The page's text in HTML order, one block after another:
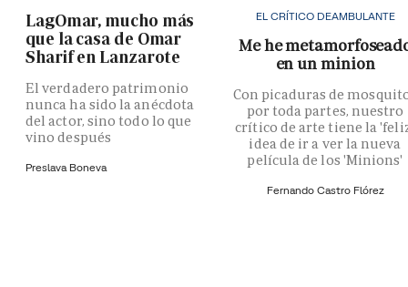
LagOmar, mucho más
que la casa de Omar
Sharif en Lanzarote
El verdadero patrimonio
nunca ha sido la anécdota
del actor, sino todo lo que
vino después
Preslava Boneva
EL CRÍTICO DEAMBULANTE
Me he
en un minion
Con picaduras de
por toda partes, nuestro
crítico de arte tiene la
idea de ir a ver la nueva
película de los 'Minions'
Fernando Castro Flórez